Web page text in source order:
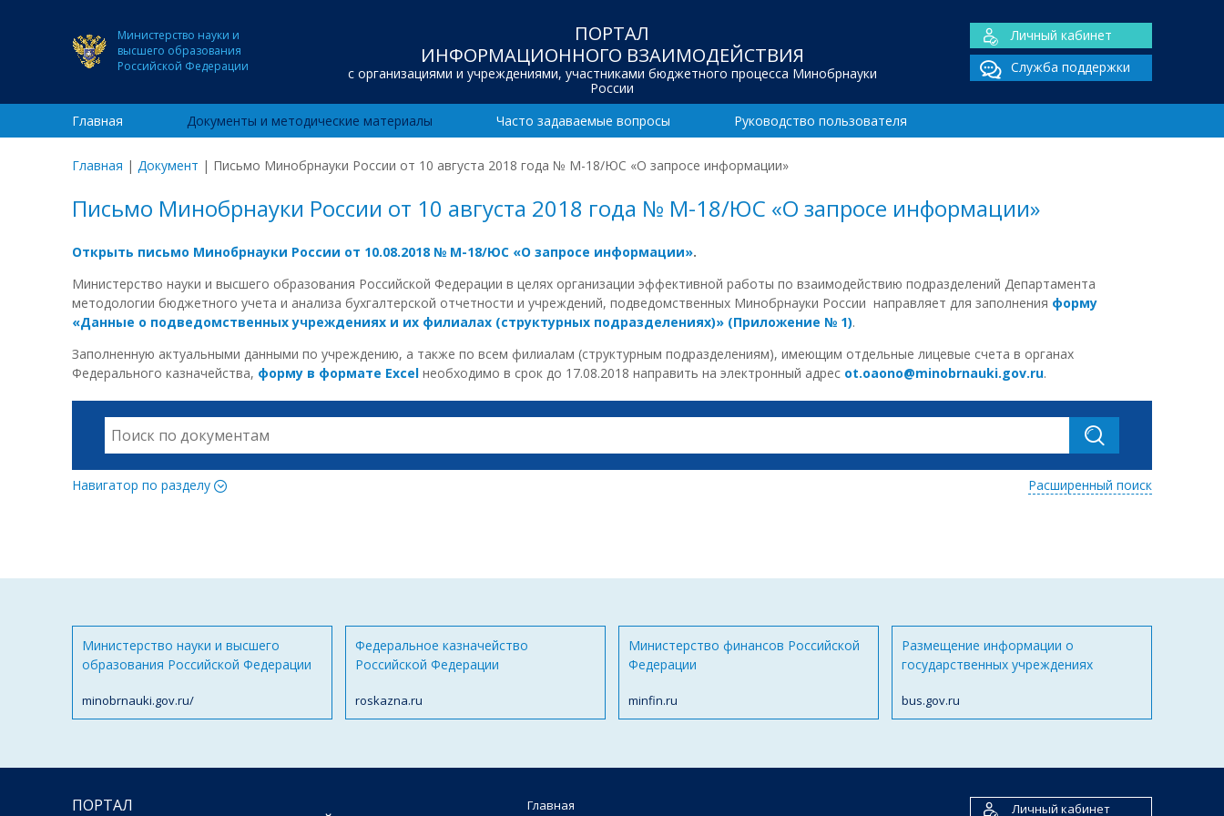
Министерство науки и
высшего образования
Российской Федерации
ПОРТАЛ
ИНФОРМАЦИОННОГО ВЗАИМОДЕЙСТВИЯ
с организациями и учреждениями, участниками бюджетного процесса Минобрнауки
России
Личный кабинет
Служба поддержки
Главная Документы и методические материалы Часто задаваемые вопросы Руководство пользователя
Главная | Документ | Письмо Минобрнауки России от 10 августа 2018 года № М-18/ЮС «О запросе информации»
Письмо Минобрнауки России от 10 августа 2018 года № М-18/ЮС «О запросе информации»
Открыть письмо Минобрнауки России от 10.08.2018 № М-18/ЮС «О запросе информации».
Министерство науки и высшего образования Российской Федерации в целях организации эффективной работы по взаимодействию подразделений Департамента
методологии бюджетного учета и анализа бухгалтерской отчетности и учреждений, подведомственных Минобрнауки Росcии направляет для заполнения форму
«Данные о подведомственных учреждениях и их филиалах (структурных подразделениях)» (Приложение № 1).
Заполненную актуальными данными по учреждению, а также по всем филиалам (структурным подразделениям), имеющим отдельные лицевые счета в органах
Федерального казначейства, форму в формате Excel необходимо в срок до 17.08.2018 направить на электронный адрес ot.oaono@minobrnauki.gov.ru.
Навигатор по разделу Расширенный поиск
Министерство науки и высшего
образования Российской Федерации
minobrnauki.gov.ru/
Федеральное казначейство
Российской Федерации
roskazna.ru
Министерство финансов Российской
Федерации
minfin.ru
Размещение информации о
государственных учреждениях
bus.gov.ru
ПОРТАЛ
Главная
Личный кабинет